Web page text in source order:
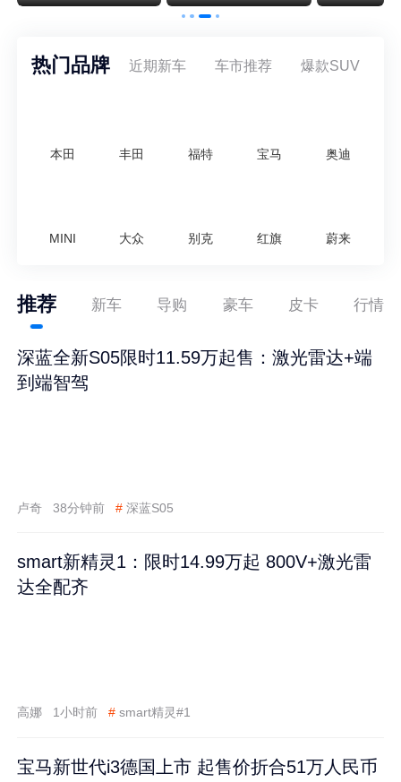
热门品牌 近期新车 车市推荐 爆款SUV
本田 丰田 福特 宝马 奥迪
MINI 大众 别克 红旗 蔚来
推荐 新车 导购 豪车 皮卡 行情
深蓝全新S05限时11.59万起售：激光雷达+端
到端智驾
卢奇 38分钟前 # 深蓝S05
smart新精灵1：限时14.99万起 800V+激光雷
达全配齐
高娜 1小时前 # smart精灵#1
宝马新世代i3德国上市 起售价折合51万人民币